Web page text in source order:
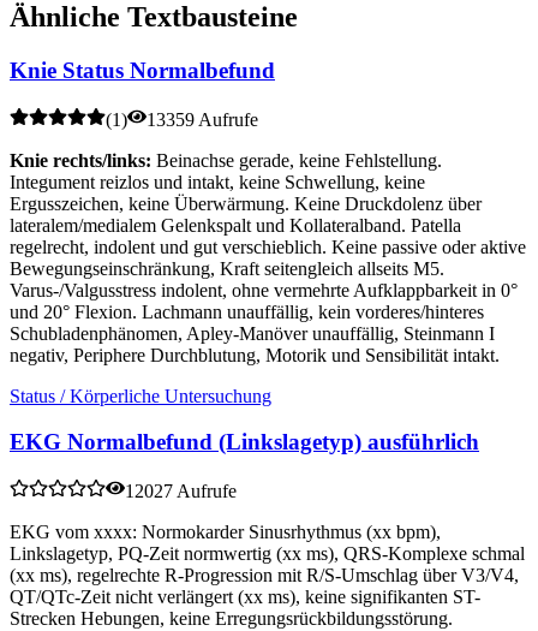
Ähnliche Textbausteine
Knie Status Normalbefund
(1)
13359 Aufrufe
Knie rechts/links: Beinachse gerade, keine Fehlstellung.
Integument reizlos und intakt, keine Schwellung, keine
Ergusszeichen, keine Überwärmung. Keine Druckdolenz über
lateralem/medialem Gelenkspalt und Kollateralband. Patella
regelrecht, indolent und gut verschieblich. Keine passive oder aktive
Bewegungseinschränkung, Kraft seitengleich allseits M5.
Varus-/Valgusstress indolent, ohne vermehrte Aufklappbarkeit in 0°
und 20° Flexion. Lachmann unauffällig, kein vorderes/hinteres
Schubladenphänomen, Apley-Manöver unauffällig, Steinmann I
negativ, Periphere Durchblutung, Motorik und Sensibilität intakt.
Status / Körperliche Untersuchung
EKG Normalbefund (Linkslagetyp) ausführlich
12027 Aufrufe
EKG vom xxxx: Normokarder Sinusrhythmus (xx bpm),
Linkslagetyp, PQ-Zeit normwertig (xx ms), QRS-Komplexe schmal
(xx ms), regelrechte R-Progression mit R/S-Umschlag über V3/V4,
QT/QTc-Zeit nicht verlängert (xx ms), keine signifikanten ST-
Strecken Hebungen, keine Erregungsrückbildungsstörung.